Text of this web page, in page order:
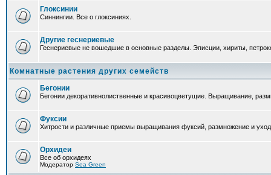
Глоксинии
Синнингии. Все о глоксиниях.
Другие геснериевые
Геснериевые не вошедшие в основные разделы. Эписции, хириты,
Комнатные растения других семейств
Бегонии
Бегонии декоративнолиственные и красивоцветущие. Выращивание,
Фуксии
Хитрости и различные приемы выращивания фуксий, размножение и
Орхидеи
Все об орхидеях
Модератор Sea Green